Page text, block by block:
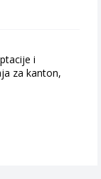
i
za kanton,